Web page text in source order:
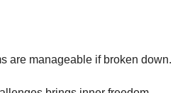
are manageable if broken down.